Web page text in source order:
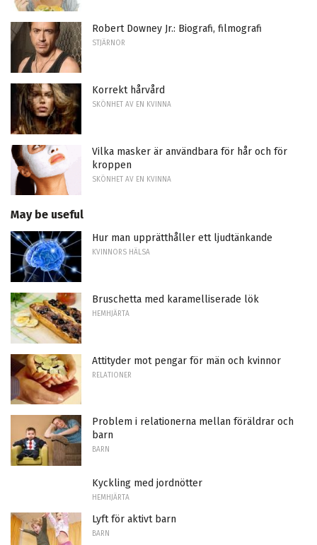
Robert Downey Jr.: Biografi, filmografi
STJÄRNOR
Korrekt hårvård
SKÖNHET AV EN KVINNA
Vilka masker är användbara för hår och för
kroppen
SKÖNHET AV EN KVINNA
May be useful
Hur man upprätthåller ett ljudtänkande
KVINNORS HÄLSA
Bruschetta med karamelliserade lök
HEMHJÄRTA
Attityder mot pengar för män och kvinnor
RELATIONER
Problem i relationerna mellan föräldrar och
barn
BARN
Kyckling med jordnötter
HEMHJÄRTA
Lyft för aktivt barn
BARN